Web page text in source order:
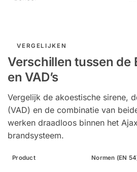
VERGELIJKEN
Verschillen tussen de
en VAD’s
Vergelijk de akoestische sirene,
(VAD) en de combinatie van
werken draadloos binnen het
brandsysteem.
Product Normen (EN